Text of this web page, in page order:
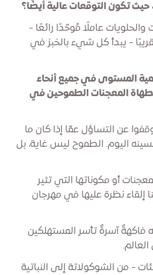
حيث تكون التوقعات عالية أيضًا؟
عاملًا مُوحّدًا رائعًا -
- يبدأ كل شيء بالخبز في
المستوى في جميع أنحاء
المعجنات الطموحين في
عن التساؤل عمّا إذا كان ما
اليوم. الطموح ليس غاية، بل
أو مكوناتها التي تثير
إلقاء نظرة عليها في مهرجان
فاكهةٌ آسرةٌ تأسر المستهلكين
- من الشوكولاتة إلى النباتية